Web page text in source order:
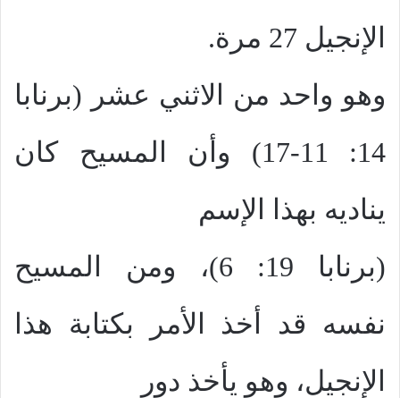
الإنجيل 27 مرة.
وهو واحد من الاثني عشر (برنابا
14: 11-17) وأن المسيح كان
يناديه بهذا الإسم
(برنابا 19: 6)، ومن المسيح
نفسه قد أخذ الأمر بكتابة هذا
الإنجيل، وهو يأخذ دور